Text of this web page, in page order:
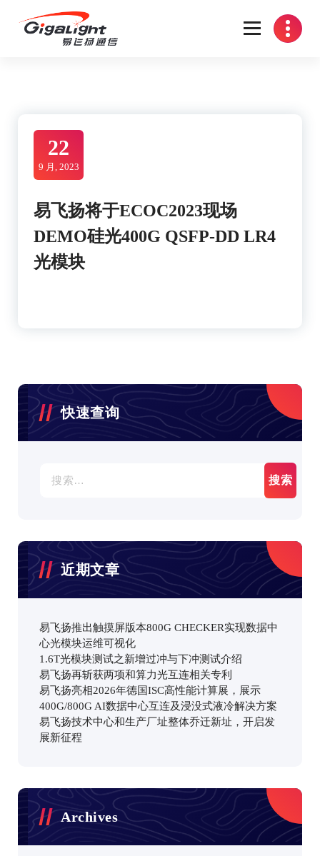
22
9 月, 2023
易飞扬将于ECOC2023现场
DEMO硅光400G QSFP-DD LR4
光模块
快速查询
索：
近期文章
易飞扬推出触摸屏版本800G CHECKER实现数据中
心光模块运维可视化
1.6T光模块测试之新增过冲与下冲测试介绍
易飞扬再斩获两项和算力光互连相关专利
易飞扬亮相2026年德国ISC高性能计算展，展示
400G/800G AI数据中心互连及浸没式液冷解决方案
易飞扬技术中心和生产厂址整体乔迁新址，开启发
展新征程
Archives